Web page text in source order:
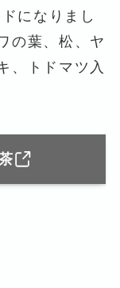
になりまし
の葉、松、ヤ
、トドマツ入